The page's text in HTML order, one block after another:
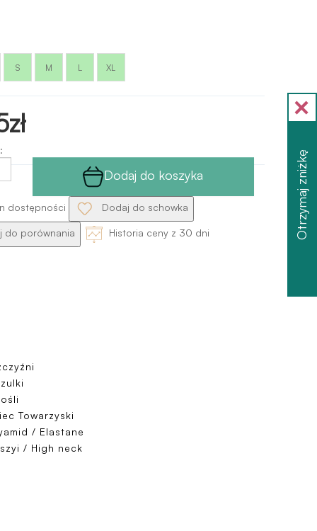
S M L XL
Dodaj do koszyka
dostępności Dodaj do schowka
do porównania Historia ceny z 30 dni
Towarzyski
/ Elastane
/ High neck
Otrzymaj zniżkę